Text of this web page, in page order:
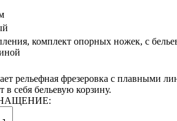
комплект опорных ножек, с
рельефная фрезеровка с плавными
себя бельевую корзину.